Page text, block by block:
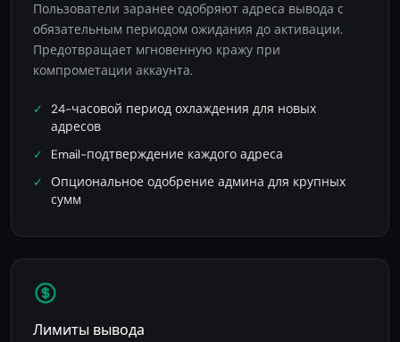
Пользователи заранее одобряют адреса вывода с
обязательным периодом ожидания до активации.
Предотвращает мгновенную кражу при
компрометации аккаунта.
24-часовой период охлаждения для новых
адресов
Email-подтверждение каждого адреса
Опциональное одобрение админа для крупных
сумм
Лимиты вывода